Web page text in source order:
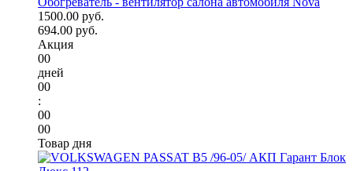
1500.00 руб.
694.00 руб.
Акция
00
дней
00
:
00
00
Товар дня